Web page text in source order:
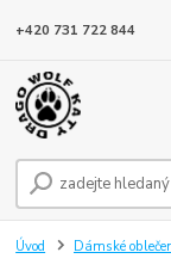
+420 731 722 844
Úvod Dámské